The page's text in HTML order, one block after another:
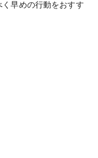
早めの行動をおすす